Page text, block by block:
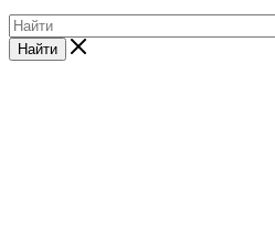
Найти